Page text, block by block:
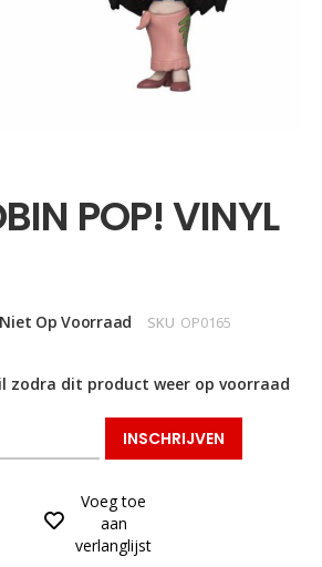
POP! VINYL
Niet Op Voorraad SKU OP0165
zodra dit product weer op voorraad
INSCHRIJVEN
Voeg toe
aan
verlanglijst